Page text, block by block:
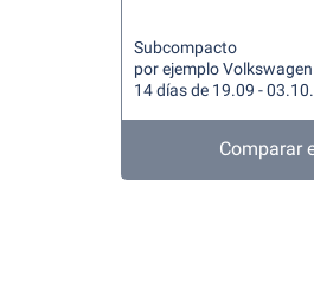
Subcompacto
por ejemplo
14 días de 19.09 -
Comparar